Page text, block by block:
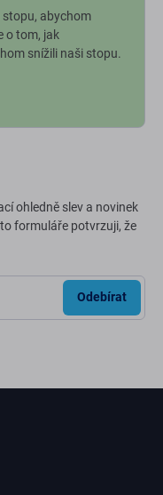
stopu, abychom
o tom, jak
snížili naši stopu.
ohledně slev a novinek
formuláře potvrzuji, že
Odebírat